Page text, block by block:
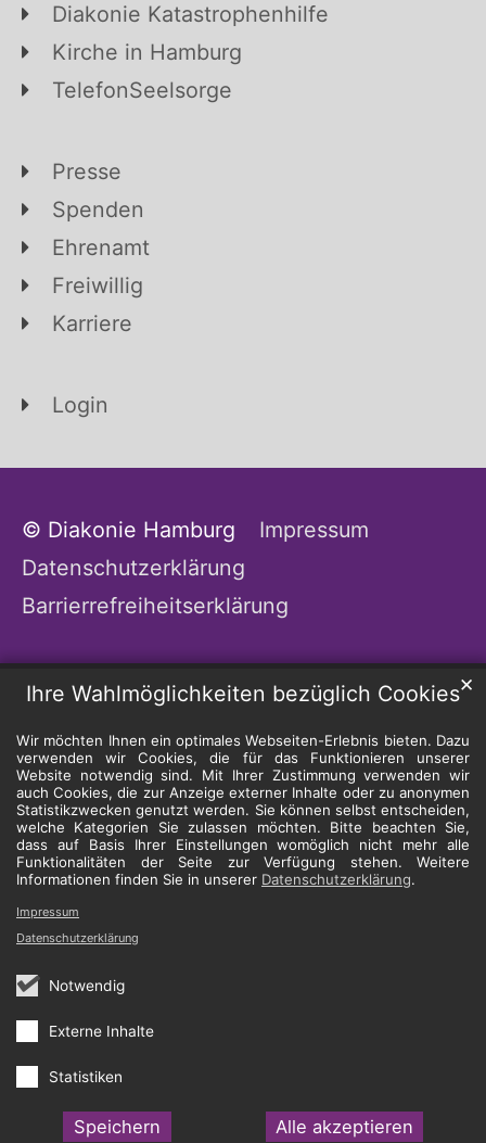
Ihre Wahlmöglichkeiten bezüglich Cookies
Wir möchten Ihnen ein optimales Webseiten-Erlebnis bieten. Dazu
verwenden wir Cookies, die für das Funktionieren unserer
Website notwendig sind. Mit Ihrer Zustimmung verwenden wir
auch Cookies, die zur Anzeige externer Inhalte oder zu anonymen
Statistikzwecken genutzt werden. Sie können selbst entscheiden,
welche Kategorien Sie zulassen möchten. Bitte beachten Sie,
dass auf Basis Ihrer Einstellungen womöglich nicht mehr alle
Funktionalitäten der Seite zur Verfügung stehen. Weitere
Informationen finden Sie in unserer Datenschutzerklärung.
Notwendig
Externe Inhalte
Statistiken
Speichern Alle akzeptieren
✕
Impressum
Datenschutzerklärung
Diakonie Katastrophenhilfe
Kirche in Hamburg
TelefonSeelsorge
Presse
Spenden
Ehrenamt
Freiwillig
Karriere
Login
© Diakonie Hamburg
Impressum
Datenschutzerklärung
Barrierrefreiheitserklärung